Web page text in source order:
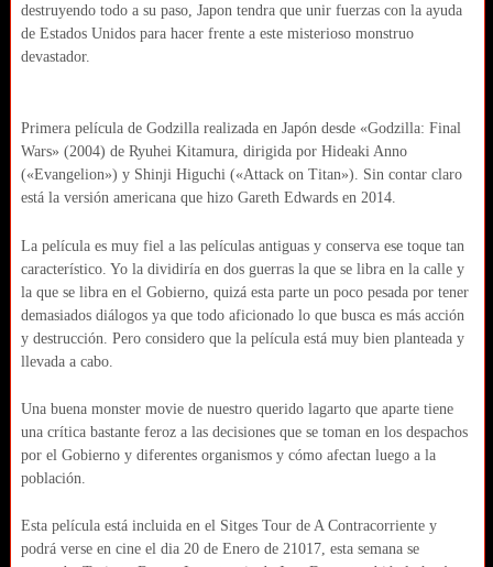
destruyendo todo a su paso, Japon tendra que unir fuerzas con la ayuda
de Estados Unidos para hacer frente a este misterioso monstruo
devastador.
Primera película de Godzilla realizada en Japón desde «Godzilla: Final
Wars» (2004) de Ryuhei Kitamura, dirigida por Hideaki Anno
(«Evangelion») y Shinji Higuchi («Attack on Titan»). Sin contar claro
está la versión americana que hizo Gareth Edwards en 2014.
La película es muy fiel a las películas antiguas y conserva ese toque tan
característico. Yo la dividiría en dos guerras la que se libra en la calle y
la que se libra en el Gobierno, quizá esta parte un poco pesada por tener
demasiados diálogos ya que todo aficionado lo que busca es más acción
y destrucción. Pero considero que la película está muy bien planteada y
llevada a cabo.
Una buena monster movie de nuestro querido lagarto que aparte tiene
una crítica bastante feroz a las decisiones que se toman en los despachos
por el Gobierno y diferentes organismos y cómo afectan luego a la
población.
Esta película está incluida en el Sitges Tour de A Contracorriente y
podrá verse en cine el dia 20 de Enero de 21017, esta semana se